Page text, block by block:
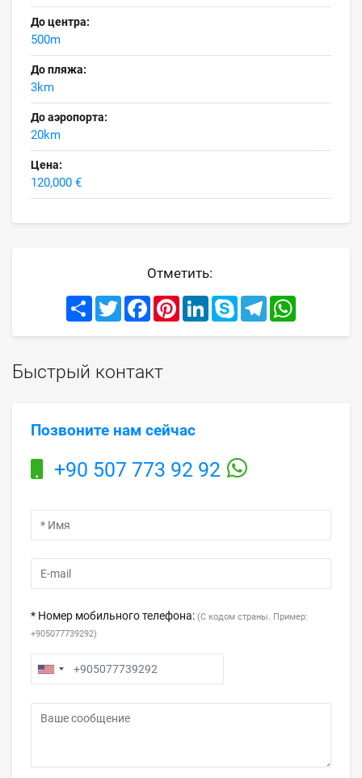
До центра:
500m
До пляжа:
3km
До аэропорта:
20km
Цена:
120,000 €
Отметить:
Share TwitterFacebookPinterestLinkedInSkype Telegram
Быстрый контакт
Позвоните нам сейчас
+90 507 773 92 92
* Номер мобильного телефона: (С кодом страны. Пример:
+905077739292)